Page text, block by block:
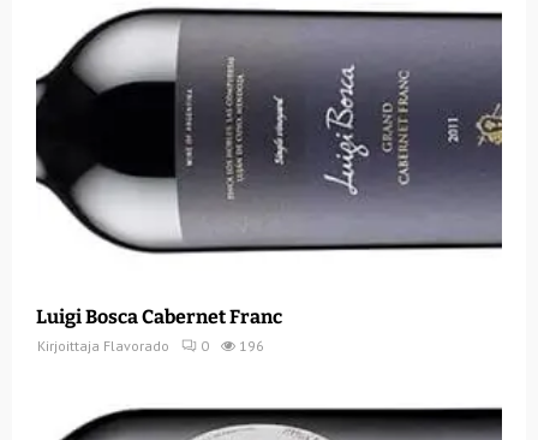
Luigi Bosca Cabernet Franc
Kirjoittaja Flavorado 0 196